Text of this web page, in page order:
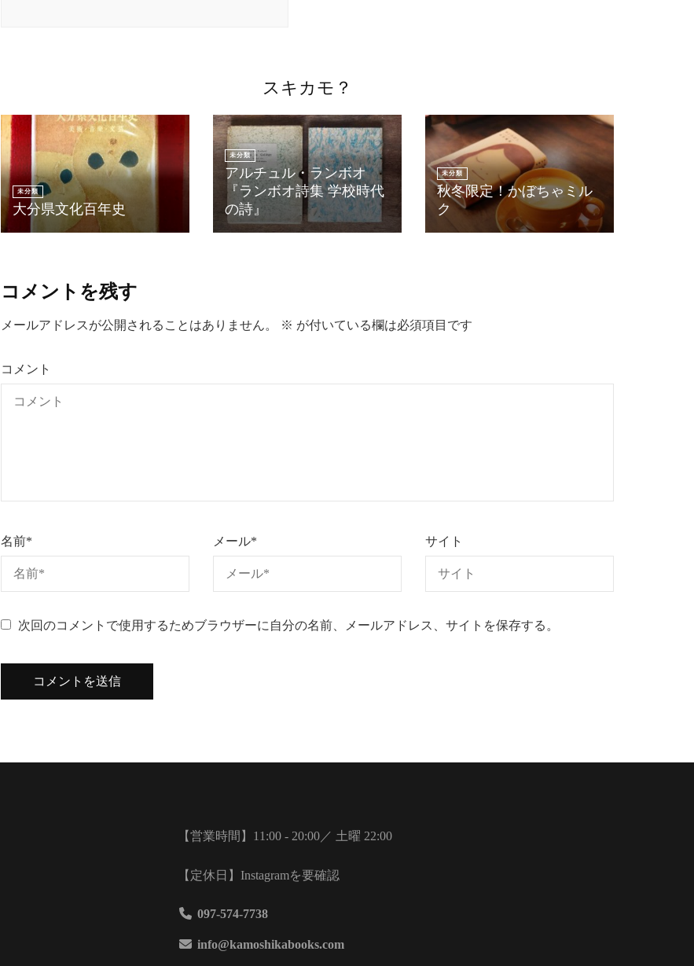
スキカモ？
未分類
大分県文化百年史
未分類
アルチュル・ランボオ
『ランボオ詩集 学校時代
の詩』
未分類
秋冬限定！かぼちゃミル
ク
コメントを残す
メールアドレスが公開されることはありません。 ※ が付いている欄は必須項目です
コメント
名前* メール* サイト
次回のコメントで使用するためブラウザーに自分の名前、メールアドレス、サイトを保存する。
【営業時間】11:00 - 20:00／ 土曜 22:00
【定休日】Instagramを要確認
097-574-7738
info@kamoshikabooks.com